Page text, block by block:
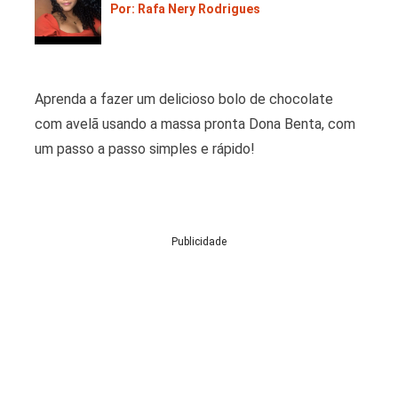
Por: Rafa Nery Rodrigues
Aprenda a fazer um delicioso bolo de chocolate
com avelã usando a massa pronta Dona Benta, com
um passo a passo simples e rápido!
Publicidade